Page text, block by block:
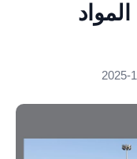
من المواد
2025-